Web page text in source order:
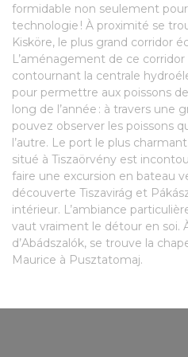
formidable non seulement pour
technologie ! À proximité se
Kisköre, le plus grand corridor
L’aménagement de ce
contournant la centrale
pour permettre aux poissons
long de l’année : à travers une
pouvez observer les poissons
l’autre. Le port le plus
situé à Tiszaörvény est
faire une excursion en bateau
découverte Tiszavirág et
intérieur. L’ambiance
vaut vraiment le détour en soi.
d’Abádszalók, se trouve la
Maurice à Pusztatomaj.